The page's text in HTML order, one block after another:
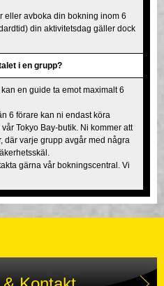
eller avboka din bokning inom 6
din aktivitetsdag gäller dock
i en grupp?
en guide ta emot maximalt 6
6 förare kan ni endast köra
Tokyo Bay-butik. Ni kommer att
där varje grupp avgår med några
gärna vår bokningscentral. Vi